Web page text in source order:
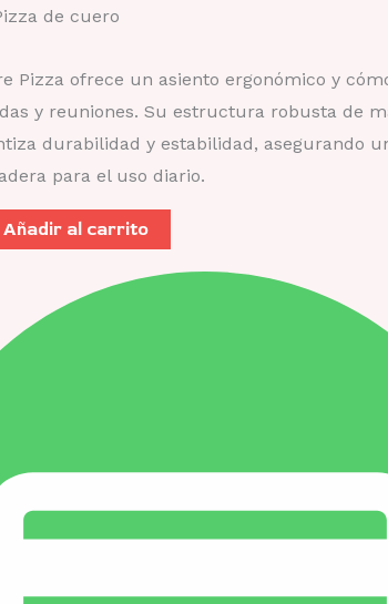
de cuero
Pizza ofrece un asiento ergonómico y
y reuniones. Su estructura robusta de
durabilidad y estabilidad, asegurando
para el uso diario.
Añadir al carrito